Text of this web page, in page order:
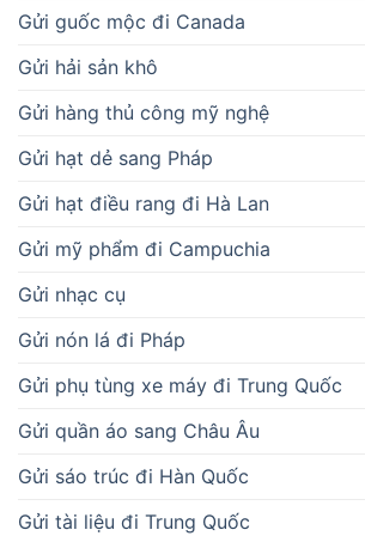
Gửi guốc mộc đi Canada
Gửi hải sản khô
Gửi hàng thủ công mỹ nghệ
Gửi hạt dẻ sang Pháp
Gửi hạt điều rang đi Hà Lan
Gửi mỹ phẩm đi Campuchia
Gửi nhạc cụ
Gửi nón lá đi Pháp
Gửi phụ tùng xe máy đi Trung Quốc
Gửi quần áo sang Châu Âu
Gửi sáo trúc đi Hàn Quốc
Gửi tài liệu đi Trung Quốc